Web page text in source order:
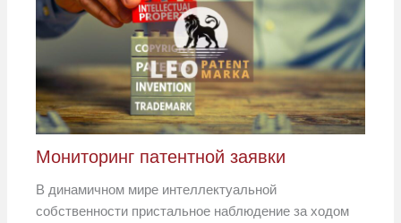
Мониторинг патентной заявки
В динамичном мире интеллектуальной
собственности пристальное наблюдение за ходом